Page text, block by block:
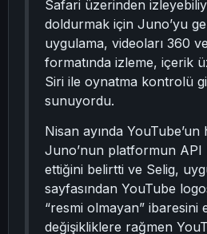
Safari üzerinden
doldurmak için Juno’yu
uygulama, videoları 360
formatında izleme, içerik
Siri ile oynatma kontrolü
sunuyordu.
Nisan ayında
Juno’nun platformun API
ettiğini belirtti ve Selig,
sayfasından YouTube
“resmi olmayan” ibaresini
değişikliklere rağmen